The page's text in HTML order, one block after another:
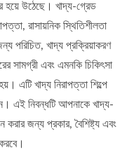
হয়ে উঠেছে। খাদ্য-গ্রেড
রাসায়নিক স্থিতিশীলতা
পরিচিত, খাদ্য প্রক্রিয়াকরণ
সামগ্রী এবং এমনকি চিকিৎসা
এটি খাদ্য নিরাপত্তা শিল্পে
এই নিবন্ধটি আপনাকে খাদ্য-
করার জন্য প্রকার, বৈশিষ্ট্য এবং